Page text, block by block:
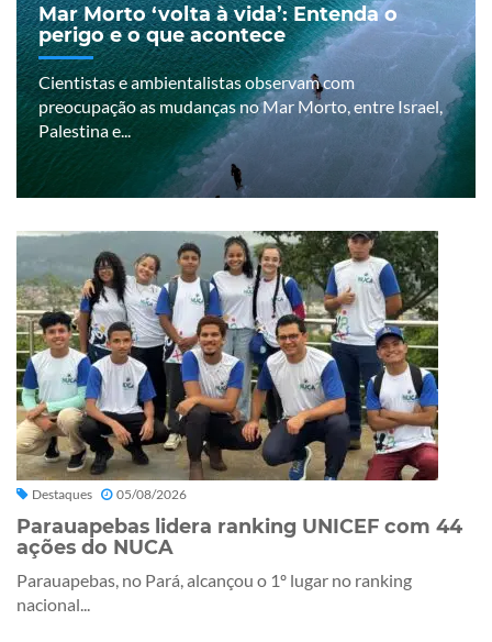
Mar Morto ‘volta à vida’: Entenda o
perigo e o que acontece
Cientistas e ambientalistas observam com
preocupação as mudanças no Mar Morto, entre Israel,
Palestina e...
Destaques 05/08/2026
Parauapebas lidera ranking UNICEF com 44
ações do NUCA
Parauapebas, no Pará, alcançou o 1º lugar no ranking
nacional...